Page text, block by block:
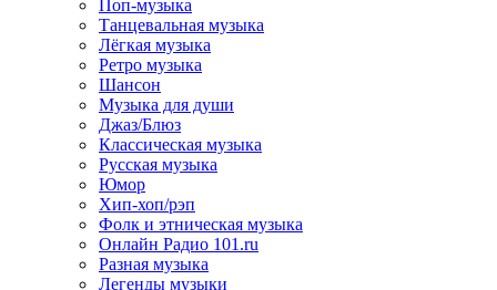
Поп-музыка
Танцевальная музыка
Лёгкая музыка
Ретро музыка
Шансон
Музыка для души
Джаз/Блюз
Классическая музыка
Русская музыка
Юмор
Хип-хоп/рэп
Фолк и этническая музыка
Онлайн Радио 101.ru
Разная музыка
Легенды музыки